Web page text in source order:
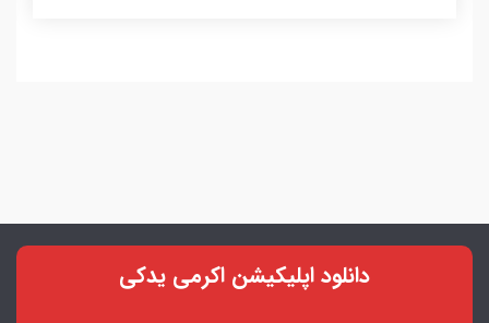
دانلود اپلیکیشن اکرمی یدکی